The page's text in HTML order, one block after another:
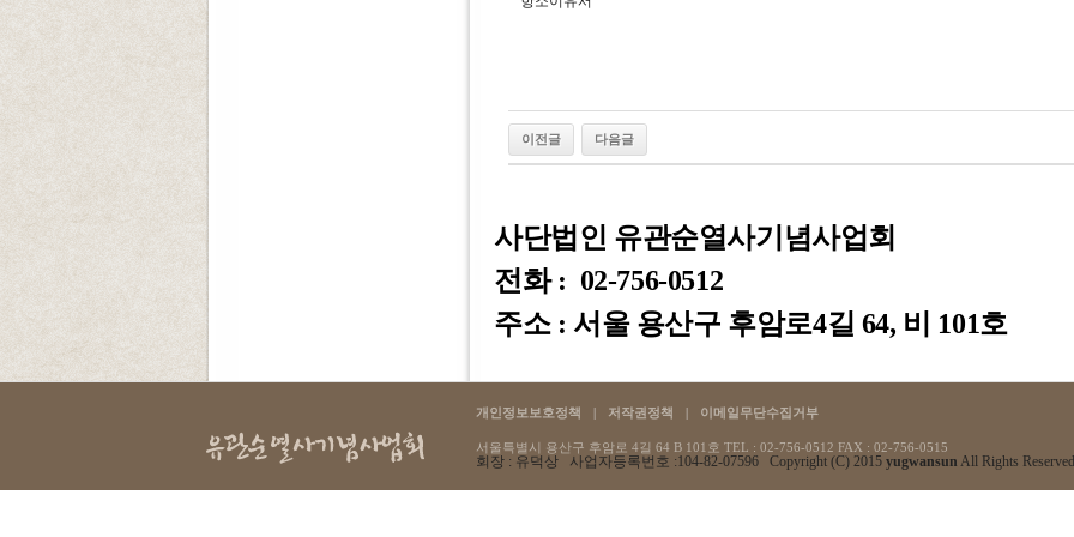
이전글 다음글
사단법인 유관순열사기념사업회
전화 : 02-756-0512
주소 : 서울 용산구 후암로4길 64, 비 101호
개인정보보호정책 | 저작권정책 | 이메일무단수집거부
서울특별시 용산구 후암로 4길 64 B 101호 TEL : 02-756-0512 FAX : 02-756-0515
회장 : 유덕상 사업자등록번호 :104-82-07596 Copyright (C) 2015 yugwansun All Rights